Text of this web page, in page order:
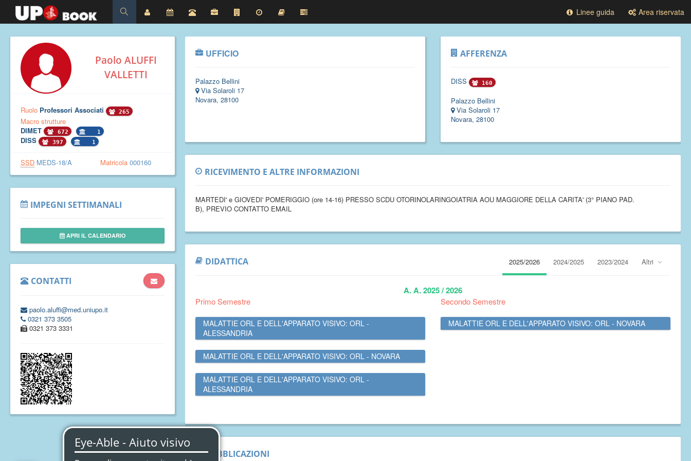
Linee guida Area riservata
Paolo ALUFFI
VALLETTI
Ruolo Professori Associati 265
Macro strutture
DIMET
672 1
DISS 397 1
SSD MEDS-18/A Matricola 000160
IMPEGNI SETTIMANALI
APRI IL CALENDARIO
CONTATTI
paolo.aluffi@med.uniupo.it
0321 373 3505
0321 373 3331
UFFICIO
Palazzo Bellini
Via Solaroli 17
Novara, 28100
AFFERENZA
DISS 160
Palazzo Bellini
Via Solaroli 17
Novara, 28100
RICEVIMENTO E ALTRE INFORMAZIONI
MARTEDI' e GIOVEDI' POMERIGGIO (ore 14-16) PRESSO SCDU OTORINOLARINGOIATRIA AOU MAGGIORE DELLA CARITA' (3° PIANO PAD.
B), PREVIO CONTATTO EMAIL
DIDATTICA 2025/2026 2024/2025 2023/2024 Altri
A. A. 2025 / 2026
Primo Semestre
MALATTIE ORL E DELL'APPARATO VISIVO: ORL -
ALESSANDRIA
MALATTIE ORL E DELL'APPARATO VISIVO: ORL - NOVARA
MALATTIE ORL E DELL'APPARATO VISIVO: ORL -
ALESSANDRIA
Secondo Semestre
MALATTIE ORL E DELL'APPARATO VISIVO: ORL - NOVARA
PUBBLICAZIONI